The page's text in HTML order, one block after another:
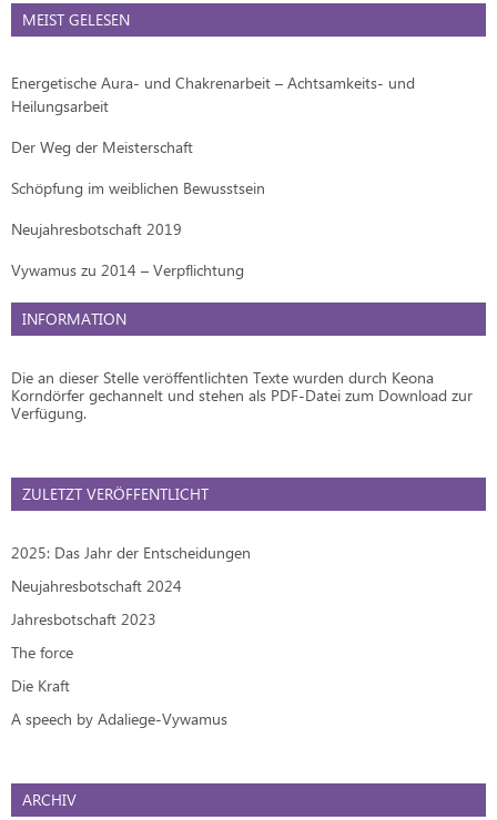
MEIST GELESEN
Energetische Aura- und Chakrenarbeit – Achtsamkeits- und
Heilungsarbeit
Der Weg der Meisterschaft
Schöpfung im weiblichen Bewusstsein
Neujahresbotschaft 2019
Vywamus zu 2014 – Verpflichtung
INFORMATION
Die an dieser Stelle veröffentlichten Texte wurden durch Keona
Korndörfer gechannelt und stehen als PDF-Datei zum Download zur
Verfügung.
ZULETZT VERÖFFENTLICHT
2025: Das Jahr der Entscheidungen
Neujahresbotschaft 2024
Jahresbotschaft 2023
The force
Die Kraft
A speech by Adaliege-Vywamus
ARCHIV